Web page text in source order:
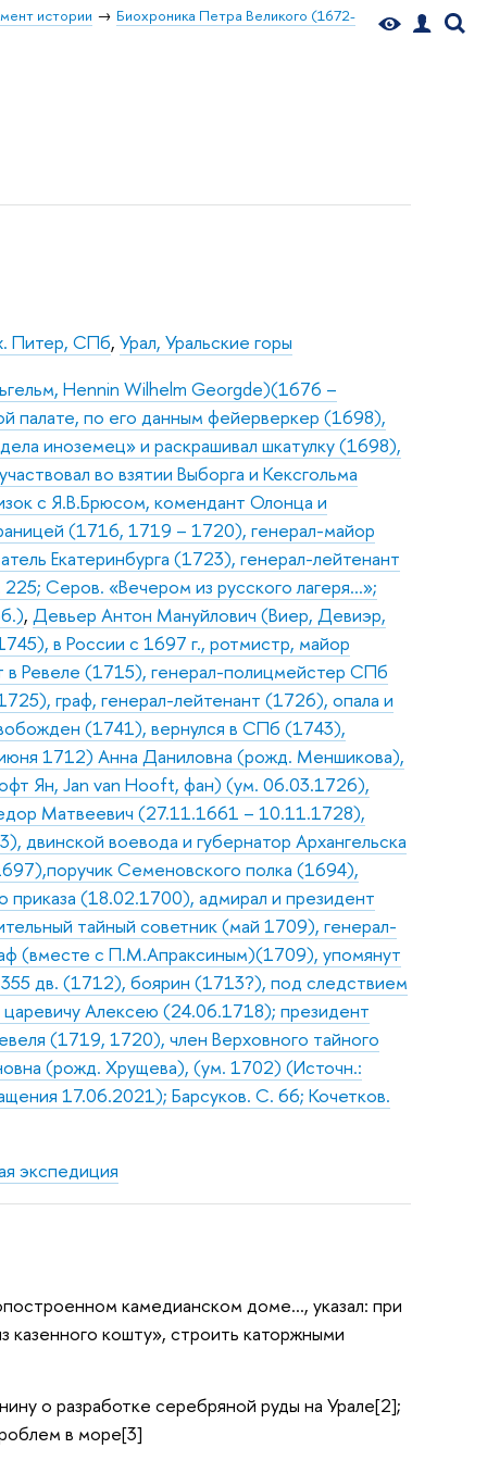
истории
Биохроника Петра Великого (1672-
Питер, СПб,Урал, Уральские горы
Hennin Wilhelm Georgde)(1676 –
палате, по его данным фейерверкер (1698),
иноземец» и раскрашивал шкатулку (1698),
во взятии Выборга и Кексгольма
с Я.В.Брюсом, комендант Олонца и
(1716, 1719 – 1720), генерал-майор
Екатеринбурга (1723), генерал-лейтенант
Серов. «Вечером из русского лагеря…»;
,Девьер Антон Мануйлович (Виер, Девиэр,
в России с 1697 г., ротмистр, майор
Ревеле (1715), генерал-полицмейстер СПб
граф, генерал-лейтенант (1726), опала и
(1741), вернулся в СПб (1743),
1712) Анна Даниловна (рожд. Меншикова),
Ян, Jan van Hooft, фан) (ум. 06.03.1726),
Матвеевич (27.11.1661 – 10.11.1728),
двинской воевода и губернатор Архангельска
Семеновского полка (1694),
приказа (18.02.1700), адмирал и президент
тайный советник (май 1709), генерал-
(вместе с П.М.Апраксиным)(1709), упомянут
дв. (1712), боярин (1713?), под следствием
Алексею (24.06.1718); президент
(1719, 1720), член Верховного тайного
(рожд. Хрущева), (ум. 1702) (Источн.:
17.06.2021); Барсуков. С. 66; Кочетков.
экспедиция
камедианском доме…, указал: при
казенного кошту», строить каторжными
о разработке серебряной руды на Урале[2];
в море[3]